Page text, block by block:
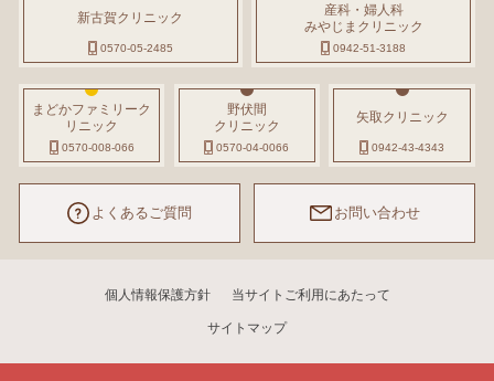
新古賀クリニック
0570-05-2485
産科・婦人科
みやじまクリニック
0942-51-3188
まどかファミリーク
リニック
0570-008-066
野伏間
クリニック
0570-04-0066
矢取クリニック
0942-43-4343
よくあるご質問 お問い合わせ
個人情報保護方針 当サイトご利用にあたって
サイトマップ